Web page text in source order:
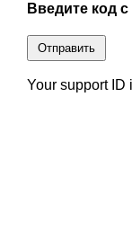
Введите код с
Отправить
Your support ID